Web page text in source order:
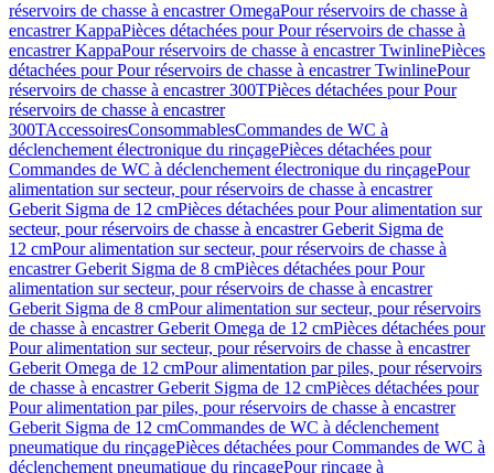
réservoirs de chasse à encastrer OmegaPour réservoirs de chasse à
encastrer KappaPièces détachées pour Pour réservoirs de chasse à
encastrer KappaPour réservoirs de chasse à encastrer TwinlinePièces
détachées pour Pour réservoirs de chasse à encastrer TwinlinePour
réservoirs de chasse à encastrer 300TPièces détachées pour Pour
réservoirs de chasse à encastrer
300TAccessoiresConsommablesCommandes de WC à
déclenchement électronique du rinçagePièces détachées pour
Commandes de WC à déclenchement électronique du rinçagePour
alimentation sur secteur, pour réservoirs de chasse à encastrer
Geberit Sigma de 12 cmPièces détachées pour Pour alimentation sur
secteur, pour réservoirs de chasse à encastrer Geberit Sigma de
12 cmPour alimentation sur secteur, pour réservoirs de chasse à
encastrer Geberit Sigma de 8 cmPièces détachées pour Pour
alimentation sur secteur, pour réservoirs de chasse à encastrer
Geberit Sigma de 8 cmPour alimentation sur secteur, pour réservoirs
de chasse à encastrer Geberit Omega de 12 cmPièces détachées pour
Pour alimentation sur secteur, pour réservoirs de chasse à encastrer
Geberit Omega de 12 cmPour alimentation par piles, pour réservoirs
de chasse à encastrer Geberit Sigma de 12 cmPièces détachées pour
Pour alimentation par piles, pour réservoirs de chasse à encastrer
Geberit Sigma de 12 cmCommandes de WC à déclenchement
pneumatique du rinçagePièces détachées pour Commandes de WC à
déclenchement pneumatique du rinçagePour rinçage à